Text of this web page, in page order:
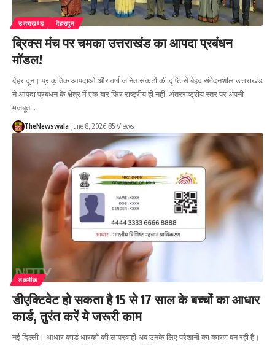
उत्तराखण्ड देहरादून
ब्रिक्स मंच पर चमका उत्तराखंड का आपदा प्रबंधन
मॉडल!
देहरादून। प्राकृतिक आपदाओं और वर्षा जनित संकटों की दृष्टि से बेहद संवेदनशील उत्तराखंड
ने आपदा प्रबंधन के क्षेत्र में एक बार फिर राष्ट्रीय ही नहीं, अंतरराष्ट्रीय स्तर पर अपनी
मजबूत…
TheNewswala June 8, 2026 85 Views
तकनीक
डीएक्टिवेट हो सकता है 15 से 17 साल के बच्चों का आधार
कार्ड, तुरंत करें ये जरूरी काम
नई दिल्ली। आधार कार्ड धारकों की लापरवाही अब उनके लिए परेशानी का कारण बन रही है।